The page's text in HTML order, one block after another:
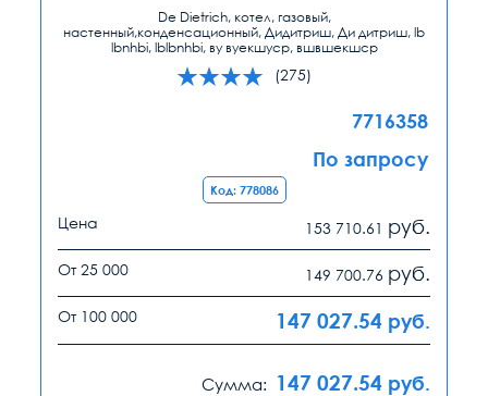
De Dietrich, котел, газовый,
настенный,конденсационный, Дидитриш, Ди дитриш, lb
lbnhbi, lblbnhbi, ву вуекшуср, вшвшекшср
(275)
7716358
По запросу
Код: 778086
Цена 153 710.61 руб.
От 25 000 149 700.76 руб.
От 100 000 147 027.54 руб.
Сумма: 147 027.54 руб.